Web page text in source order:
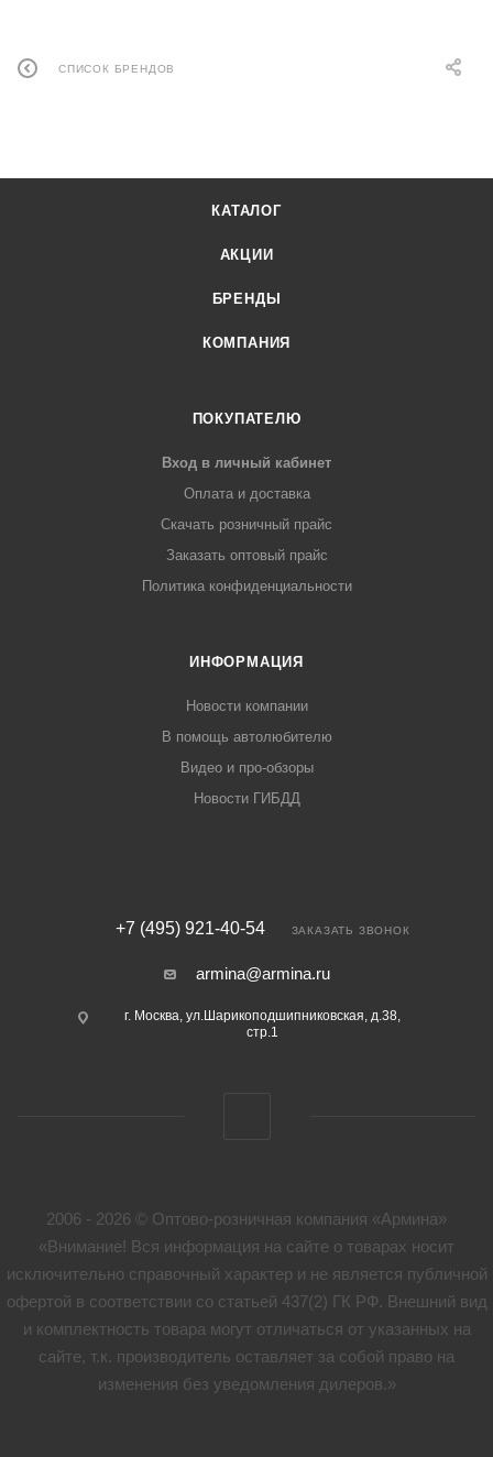
СПИСОК БРЕНДОВ
КАТАЛОГ
АКЦИИ
БРЕНДЫ
КОМПАНИЯ
ПОКУПАТЕЛЮ
Вход в личный кабинет
Оплата и доставка
Скачать розничный прайс
Заказать оптовый прайс
Политика конфиденциальности
ИНФОРМАЦИЯ
Новости компании
В помощь автолюбителю
Видео и про-обзоры
Новости ГИБДД
+7 (495) 921-40-54 ЗАКАЗАТЬ ЗВОНОК
armina@armina.ru
г. Москва, ул.Шарикоподшипниковская, д.38,
стр.1
2006 - 2026 © Оптово-розничная компания «Армина»
«Внимание! Вся информация на сайте о товарах носит
исключительно справочный характер и не является публичной
офертой в соответствии со статьей 437(2) ГК РФ. Внешний вид
и комплектность товара могут отличаться от указанных на
сайте, т.к. производитель оставляет за собой право на
изменения без уведомления дилеров.»